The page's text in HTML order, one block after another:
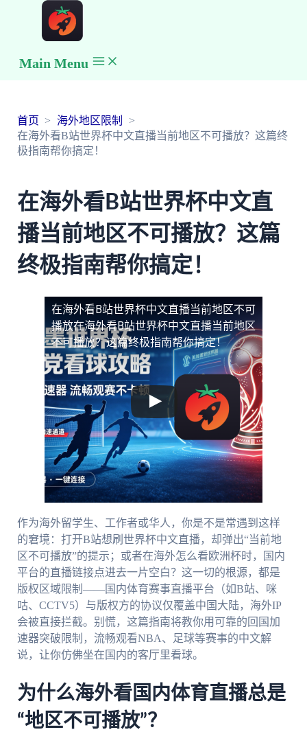
Main Menu
首页
海外地区限制
在海外看B站世界杯中文直播当前地区不可播放？这篇终
极指南帮你搞定！
在海外看B站世界杯中文直
播当前地区不可播放？这篇
终极指南帮你搞定！
在海外看B站世界杯中文直播当前地区不可
播放在海外看B站世界杯中文直播当前地区
不可播放？这篇终极指南帮你搞定！
作为海外留学生、工作者或华人，你是不是常遇到这样
的窘境：打开B站想刷世界杯中文直播，却弹出“当前地
区不可播放”的提示；或者在海外怎么看欧洲杯时，国内
平台的直播链接点进去一片空白？这一切的根源，都是
版权区域限制——国内体育赛事直播平台（如B站、咪
咕、CCTV5）与版权方的协议仅覆盖中国大陆，海外IP
会被直接拦截。别慌，这篇指南将教你用可靠的回国加
速器突破限制，流畅观看NBA、足球等赛事的中文解
说，让你仿佛坐在国内的客厅里看球。
为什么海外看国内体育直播总是
“地区不可播放”？